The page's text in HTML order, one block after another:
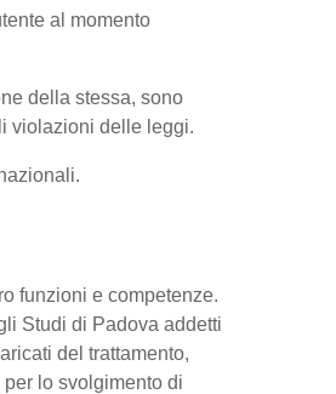
al momento
della stessa, sono
violazioni delle leggi.
funzioni e competenze.
Studi di Padova addetti
del trattamento,
lo svolgimento di